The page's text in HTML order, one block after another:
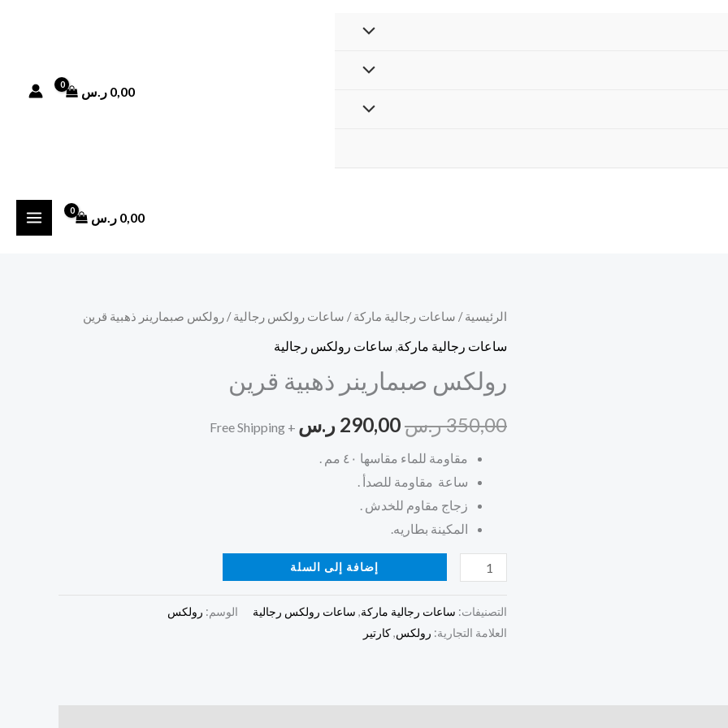
0,00 ر.س
0,00 ر.س
الرئيسية/ ساعات رجالية ماركة/ ساعات رولكس رجالية/ رولكس صبمارينر ذهبية قرين
ساعات رجالية ماركة ساعات رولكس رجالية
رولكس صبمارينر ذهبية قرين
350,00ر.س
السعر
الأصلي
هو:
350,00 ر.س.
290,00 ر.س
السعر
الحالي
هو:
290,00 ر.س.
+ Free Shipping
مقاومة للماء مقاسها ٤٠ مم .
ساعة مقاومة للصدأ .
زجاج مقاوم للخدش .
المكينة بطاريه.
كمية
رولكس
ذهبية
إضافة إلى السلة
التصنيفات: ساعات رجالية ماركة, ساعات رولكس رجالية الوسم: رولكس
العلامة التجارية: رولكس,كارتير